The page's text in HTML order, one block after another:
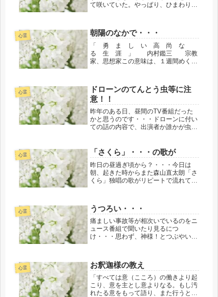
て咲いていた。やっぱり、ひまわりの
したい・・・自分の生きて来た今まで
のこの人生を後悔したくない。これか
ら...
心霊 朝陽のなかで・・・
「 勇 ま し い 高 尚 な
る 生 涯 」 内村鑑三 宗教
家、思想家この意味は、１週間めくり
世に残せるものがある。それは勇まし
く高尚なる生涯、すなわち１人ひとり
の生...
心霊
ドローンのてんとう虫等に注
意！！
昨年のある日、昼間のTV番組だった
かと思うのです・・・ドローンに付い
ての話の内容で、出演者か誰かが虫等
す。まさか？ 今年の1月中旬頃だっ
たかと思うのですが・・・リビングダ
イニ...
心霊 「さくら」・・・の歌が
昨日の昼過ぎ頃から？・・・今日は
朝、起きた時からまた森山直太朗「さ
くら」独唱の歌がリピートで流れてい
か・・・！？昨日は神様から今までの
ご褒美で・・・「くたびれたいつもの
私が好き...
心霊 うつろい・・・
痛ましい事故等が相次いでいるのをニ
ュース番組で聞いたり見るにつ
け・・・思わず、神様！とつぶやいて
たところです・・・３日間は無理をし
たらダメとNG！がやはり入ってしま
いました...
心霊 お釈迦様の教え
「すべては意（こころ）の働きより起
こり、意を主とし意よりなる。もし汚
れたる意をもって語り、また行うとき